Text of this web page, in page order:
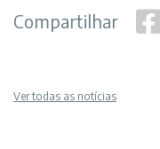
Compartilhar
Ver todas as notícias